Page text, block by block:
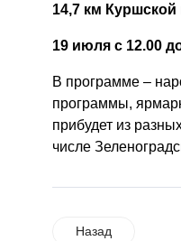
14,7 км Куршской
19 июля с 12.00
В программе –
программы,
прибудет из
числе
Назад